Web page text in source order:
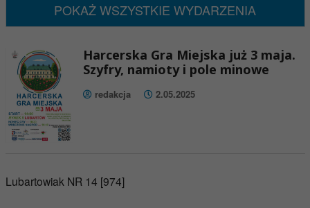
POKAŻ WSZYSTKIE WYDARZENIA
Harcerska Gra Miejska już 3 maja.
Szyfry, namioty i pole minowe
redakcja 2.05.2025
Lubartowiak NR 14 [974]